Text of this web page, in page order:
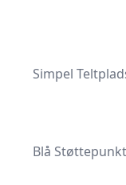
Simpel
Blå